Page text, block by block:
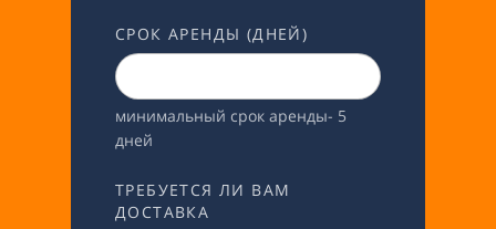
СРОК АРЕНДЫ (ДНЕЙ)
минимальный срок аренды- 5
дней
ТРЕБУЕТСЯ ЛИ ВАМ
ДОСТАВКА